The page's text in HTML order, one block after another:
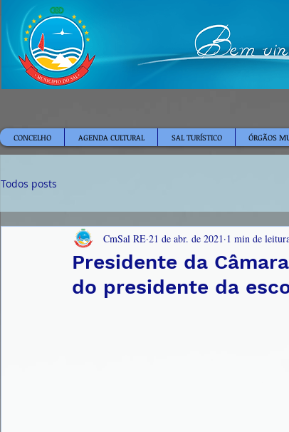
CONCELHO AGENDA CULTURAL SAL TURÍSTICO ÓRGÃOS
Todos posts
Presidente da
do presidente da
CmSal RE 21 de abr. de 2021 1 min de